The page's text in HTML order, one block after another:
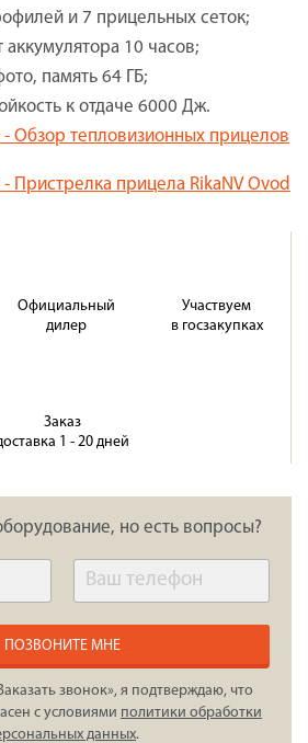
и 7 прицельных сеток;
10 часов;
память 64 ГБ;
к отдаче 6000 Дж.
- Обзор тепловизионных прицелов
Пристрелка прицела RikaNV Ovod
Официальный
дилер
Участвуем
в госзакупках
Заказ
1 - 20 дней
но есть вопросы?
ПОЗВОНИТЕ МНЕ
звонок», я подтверждаю, что
с условиями политики обработки
данных.